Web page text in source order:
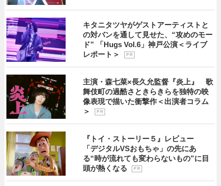
キタニタツヤがゲストアーティストと
の対バンを通して見せた、“攻めのモー
ド” 「Hugs Vol.6」神戸公演＜ライブ
レポート＞
P R
主演・森七菜×長久允監督『炎上』 歌
舞伎町の過酷さときらきらを独特の映
像表現で描いた衝撃作＜出演者コラム
＞
P R
『トイ・ストーリー５』レビュー
「デジタルVSおもちゃ」の先にあ
る“時が流れても変わらないもの”に目
頭が熱くなる
P R